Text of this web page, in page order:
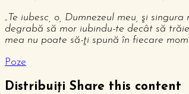
„Te iubesc, o, Dumnezeul meu, şi
degrabă să mor iubindu-te decât să
mea nu poate să-ţi spună în fiecare
Poze
Distribuiți Share this content